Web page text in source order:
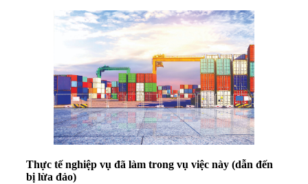
Thực tế nghiệp vụ đã làm trong vụ việc này (dẫn đến
bị lừa đảo)